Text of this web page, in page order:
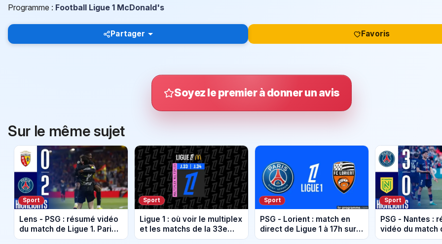
Programme : Football Ligue 1 McDonald's
Partager Favoris
Soyez le premier à donner un avis
Sur le même sujet
Sport
Lens - PSG : résumé vidéo
du match de Ligue 1. Paris
sacré Champion de France.
Sport
Ligue 1 : où voir le multiplex
et les matchs de la 33e
journée ce dimanche 10
Sport
PSG - Lorient : match en
direct de Ligue 1 à 17h sur
beIN Sports 1 (samedi 2 mai
Sport
PSG - Nantes :
vidéo du match
(22 avril 2026)